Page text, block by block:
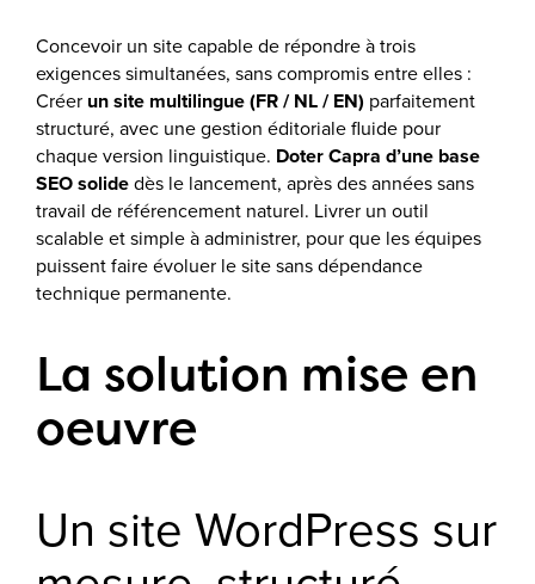
Concevoir un site capable de répondre à trois
exigences simultanées, sans compromis entre elles :
Créer un site multilingue (FR / NL / EN) parfaitement
structuré, avec une gestion éditoriale fluide pour
chaque version linguistique. Doter Capra d’une base
SEO solidedès le lancement, après des années sans
travail de référencement naturel. Livrer un outil
scalable et simple à administrer, pour que les équipes
puissent faire évoluer le site sans dépendance
technique permanente.
La solution mise en
oeuvre
Un site WordPress sur